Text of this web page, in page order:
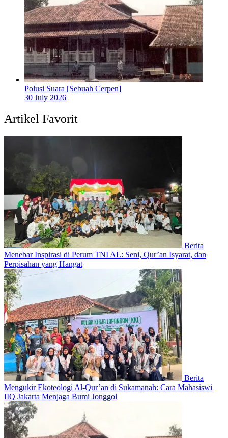
Polusi Suara [Sebuah Cerpen]
30 July 2026
Artikel Favorit
Berita
Menebar Inspirasi di Perum TNI AL: Seni, Qur’an Isyarat, dan
Perpisahan yang Hangat
Berita
Mengukir Ekoteologi Al-Qur’an di Sukamanah: Cara Mahasiswi
IIQ Jakarta Menjaga Bumi Jonggol